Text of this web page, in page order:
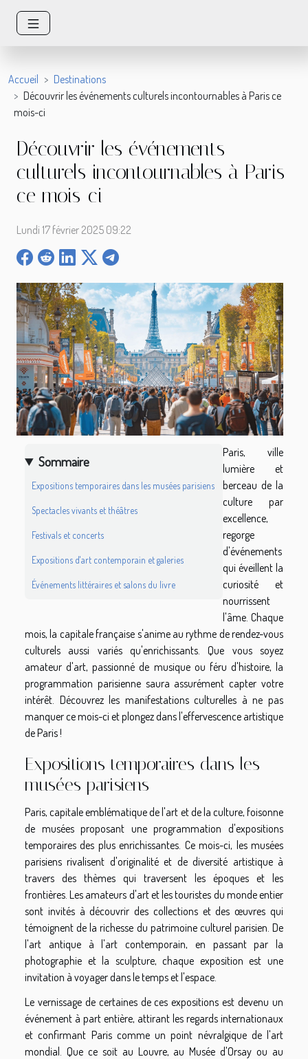
Accueil
Destinations
Découvrir les événements culturels incontournables à Paris ce
mois-ci
Découvrir les événements
culturels incontournables à Paris
ce mois-ci
Lundi 17 février 2025 09:22
Sommaire
Expositions temporaires dans les musées parisiens
Spectacles vivants et théâtres
Festivals et concerts
Expositions d'art contemporain et galeries
Événements littéraires et salons du livre
Paris, ville
lumière et
berceau de la
culture par
excellence,
regorge
d'événements
qui éveillent la
curiosité et
nourrissent
l'âme. Chaque
mois, la capitale française s'anime au rythme de rendez-vous
culturels aussi variés qu'enrichissants. Que vous soyez
amateur d'art, passionné de musique ou féru d'histoire, la
programmation parisienne saura assurément capter votre
intérêt. Découvrez les manifestations culturelles à ne pas
manquer ce mois-ci et plongez dans l'effervescence artistique
de Paris !
Expositions temporaires dans les
musées parisiens
Paris, capitale emblématique de l'art et de la culture, foisonne
de musées proposant une programmation d'expositions
temporaires des plus enrichissantes. Ce mois-ci, les musées
parisiens rivalisent d'originalité et de diversité artistique à
travers des thèmes qui traversent les époques et les
frontières. Les amateurs d'art et les touristes du monde entier
sont invités à découvrir des collections et des œuvres qui
témoignent de la richesse du patrimoine culturel parisien. De
l'art antique à l'art contemporain, en passant par la
photographie et la sculpture, chaque exposition est une
invitation à voyager dans le temps et l'espace.
Le vernissage de certaines de ces expositions est devenu un
événement à part entière, attirant les regards internationaux
et confirmant Paris comme un point névralgique de l'art
mondial. Que ce soit au Louvre, au Musée d'Orsay ou au